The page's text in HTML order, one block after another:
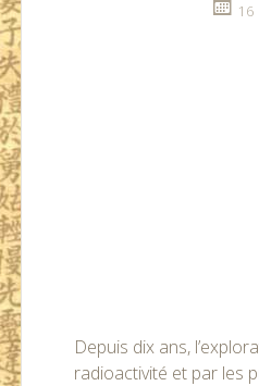
Depuis dix ans,
radioactivité et par les